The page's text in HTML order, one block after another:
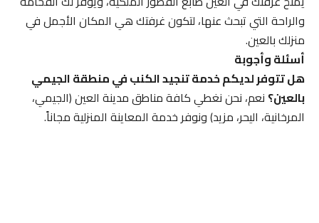
والراحة التي تبحث عنها، لتكون غرفتك هي المكان الأجمل في
منزلك بالعين.
أسئلة وأجوبة
هل تتوفر لديكم خدمة تنجيد الكنب في منطقة الجيمي
بالعين؟نعم، نحن نغطي كافة مناطق مدينة العين (الجيمي،
المرخانية، اليحر، مزيد) ونوفر خدمة المعاينة المنزلية مجاناً.